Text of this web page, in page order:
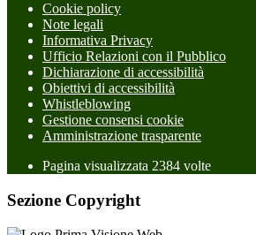
Cookie policy
Note legali
Informativa Privacy
Ufficio Relazioni con il Pubblico
Dichiarazione di accessibilità
Obiettivi di accessibilità
Whistleblowing
Gestione consensi cookie
Amministrazione trasparente
Pagina visualizzata 2384 volte
Sezione Copyright